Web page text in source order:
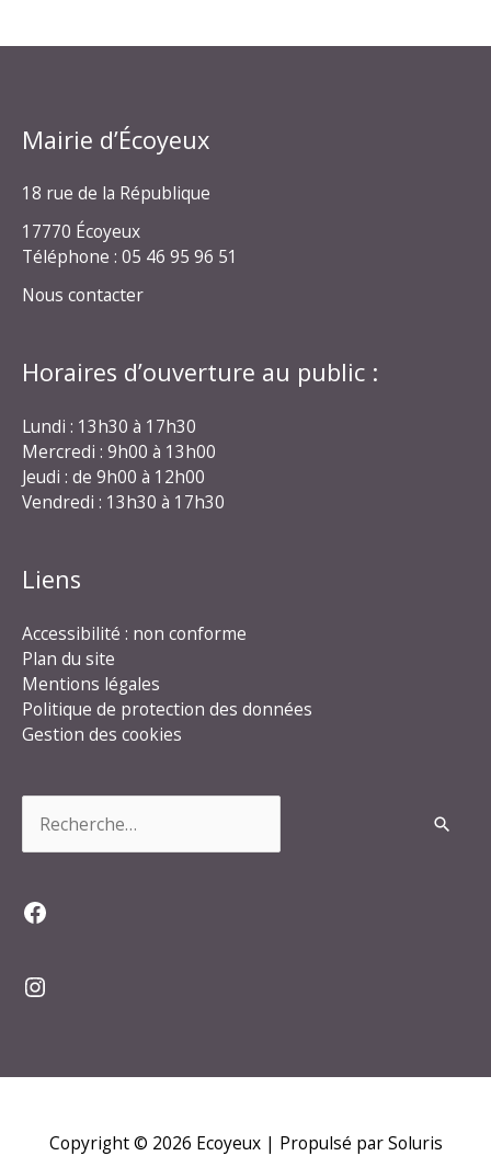
Mairie d’Écoyeux
18 rue de la République
17770 Écoyeux
Téléphone : 05 46 95 96 51
Nous contacter
Horaires d’ouverture au public :
Lundi : 13h30 à 17h30
Mercredi : 9h00 à 13h00
Jeudi : de 9h00 à 12h00
Vendredi : 13h30 à 17h30
Liens
Accessibilité : non conforme
Plan du site
Mentions légales
Politique de protection des données
Gestion des cookies
Facebook
Instagram
Copyright © 2026 Ecoyeux| Propulsé par Soluris